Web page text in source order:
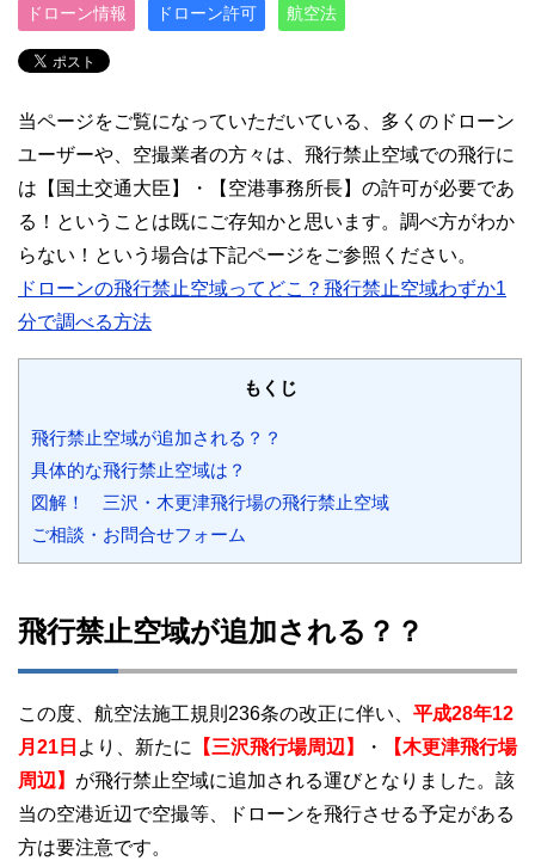
ドローン情報 ドローン許可 航空法
当ページをご覧になっていただいている、多くのドローン
ユーザーや、空撮業者の方々は、飛行禁止空域での飛行に
は【国土交通大臣】・【空港事務所長】の許可が必要であ
る！ということは既にご存知かと思います。調べ方がわか
らない！という場合は下記ページをご参照ください。
ドローンの飛行禁止空域ってどこ？飛行禁止空域わずか1
分で調べる方法
もくじ
飛行禁止空域が追加される？？
具体的な飛行禁止空域は？
図解！ 三沢・木更津飛行場の飛行禁止空域
ご相談・お問合せフォーム
飛行禁止空域が追加される？？
この度、航空法施工規則236条の改正に伴い、 平成28年12
月21日 より、新たに 【三沢飛行場周辺】 ・
【木更津飛行場
周辺】 が飛行禁止空域に追加される運びとなりました。該
当の空港近辺で空撮等、ドローンを飛行させる予定がある
方は要注意です。